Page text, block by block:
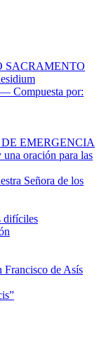
SACRAMENTO
Compuesta por:
EMERGENCIA
oración para las
Señora de los
difíciles
Francisco de Asís